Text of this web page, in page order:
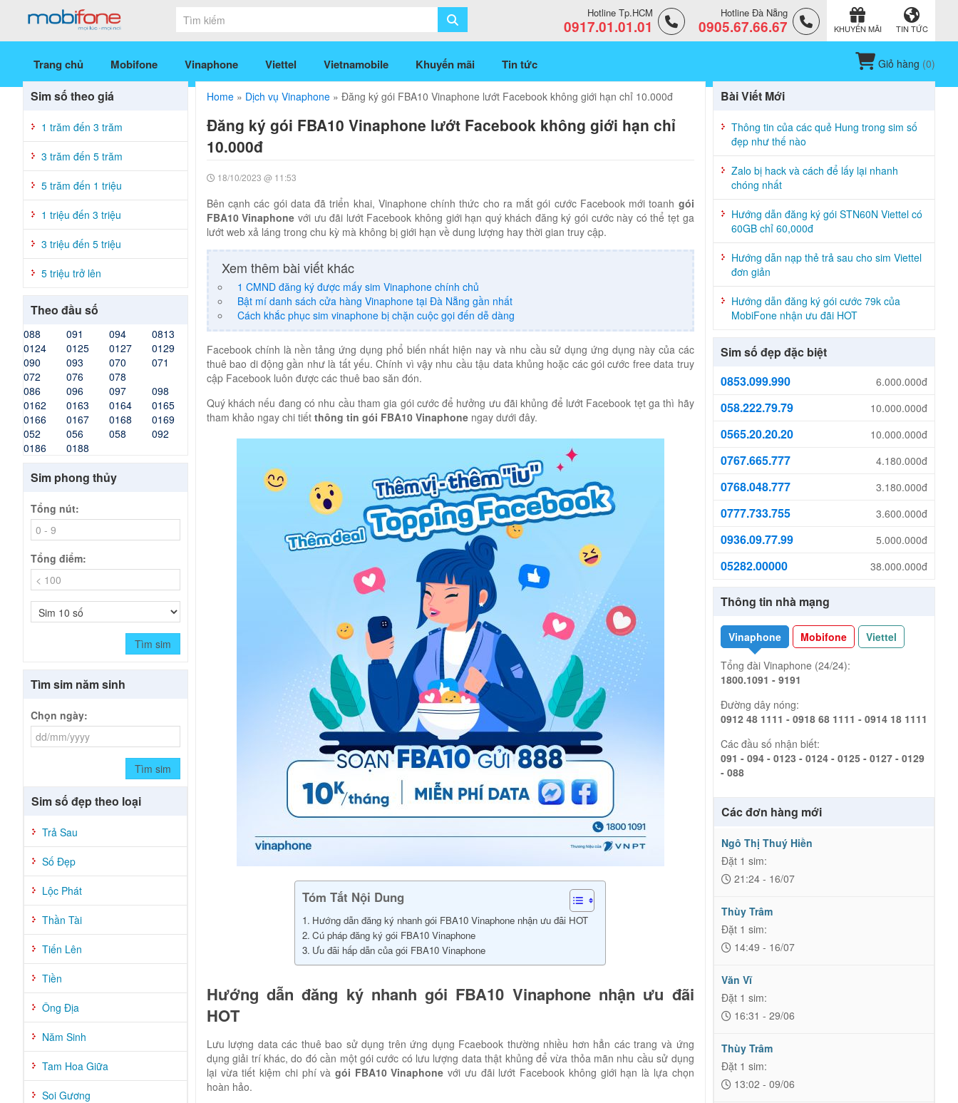
Hotline Tp.HCM
0917.01.01.01
Hotline Đà Nẵng
0905.67.66.67 KHUYẾN MÃI TIN TỨC
Trang chủ Mobifone Vinaphone Viettel Vietnamobile Khuyến mãi Tin tức Giỏ hàng (0)
Home» Dịch vụ Vinaphone» Đăng ký gói FBA10 Vinaphone lướt Facebook không giới hạn chỉ 10.000đ
Đăng ký gói FBA10 Vinaphone lướt Facebook không giới hạn chỉ
10.000đ
18/10/2023 @ 11:53
Bên cạnh các gói data đã triển khai, Vinaphone chính thức cho ra mắt gói cước Facebook mới toanh gói
FBA10 Vinaphone với ưu đãi lướt Facebook không giới hạn quý khách đăng ký gói cước này có thể tẹt ga
lướt web xả láng trong chu kỳ mà không bị giới hạn về dung lượng hay thời gian truy cập.
Xem thêm bài viết khác
1 CMND đăng ký được mấy sim Vinaphone chính chủ
Bật mí danh sách cửa hàng Vinaphone tại Đà Nẵng gần nhất
Cách khắc phục sim vinaphone bị chặn cuộc gọi đến dễ dàng
Facebook chính là nền tảng ứng dụng phổ biến nhất hiện nay và nhu cầu sử dụng ứng dụng này của các
thuê bao di động gần như là tất yếu. Chính vì vậy nhu cầu tậu data khủng hoặc các gói cước free data truy
cập Facebook luôn được các thuê bao săn đón.
Quý khách nếu đang có nhu cầu tham gia gói cước để hưởng ưu đãi khủng để lướt Facebook tẹt ga thì hãy
tham khảo ngay chi tiết thông tin gói FBA10 Vinaphonengay dưới đây.
Tóm Tắt Nội Dung
Hướng dẫn đăng ký nhanh gói FBA10 Vinaphone nhận ưu đãi HOT
Cú pháp đăng ký gói FBA10 Vinaphone
Ưu đãi hấp dẫn của gói FBA10 Vinaphone
Hướng dẫn đăng ký nhanh gói FBA10 Vinaphone nhận ưu đãi
HOT
Lưu lượng data các thuê bao sử dụng trên ứng dụng Fcaebook thường nhiều hơn hẳn các trang và ứng
dụng giải trí khác, do đó cần một gói cước có lưu lượng data thật khủng để vừa thỏa mãn nhu cầu sử dụng
lại vừa tiết kiệm chi phí và gói FBA10 Vinaphone với ưu đãi lướt Facebook không giới hạn là lựa chọn
hoàn hảo.
Sim số theo giá
1 trăm đến 3 trăm
3 trăm đến 5 trăm
5 trăm đến 1 triệu
1 triệu đến 3 triệu
3 triệu đến 5 triệu
5 triệu trở lên
Theo đầu số
088 091 094
0813
0124
0125 0127
0129
090
093 070
071
072
076
078
086
096 097
098
0162
0163 0164
0165
0166
0167 0168
0169
052
056 058
092
0186
0188
Sim phong thủy
Tổng nút:
Tổng điểm:
Tìm sim
Tìm sim năm sinh
Chọn ngày:
Tìm sim
Sim số đẹp theo loại
Trả Sau
Số Đẹp
Lộc Phát
Thần Tài
Tiến Lên
Tiền
Ông Địa
Năm Sinh
Tam Hoa Giữa
Soi Gương
Bài Viết Mới
Thông tin của các quẻ Hung trong sim số
đẹp như thế nào
Zalo bị hack và cách để lấy lại nhanh
chóng nhất
Hướng dẫn đăng ký gói STN60N Viettel có
60GB chỉ 60,000đ
Hướng dẫn nạp thẻ trả sau cho sim Viettel
đơn giản
Hướng dẫn đăng ký gói cước 79k của
MobiFone nhận ưu đãi HOT
Sim số đẹp đặc biệt
0853.099.990
6.000.000đ
058.222.79.79 10.000.000đ
0565.20.20.20 10.000.000đ
0767.665.777 4.180.000đ
0768.048.777 3.180.000đ
0777.733.755 3.600.000đ
0936.09.77.99 5.000.000đ
05282.00000 38.000.000đ
Thông tin nhà mạng
Vinaphone Mobifone
Viettel
Tổng đài Vinaphone (24/24):
1800.1091 - 9191
Đường dây nóng:
0912 48 1111 - 0918 68 1111 - 0914 18 1111
Các đầu số nhận biết:
091 - 094 - 0123 - 0124 - 0125 - 0127 - 0129
- 088
Các đơn hàng mới
Ngô Thị Thuý Hiền
Đặt 1 sim:
21:24 - 16/07
Thùy Trâm
Đặt 1 sim:
14:49 - 16/07
Văn Vĩ
Đặt 1 sim:
16:31 - 29/06
Thùy Trâm
Đặt 1 sim:
13:02 - 09/06